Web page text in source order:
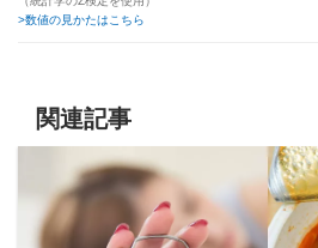
>数値の見かたはこちら
関連記事